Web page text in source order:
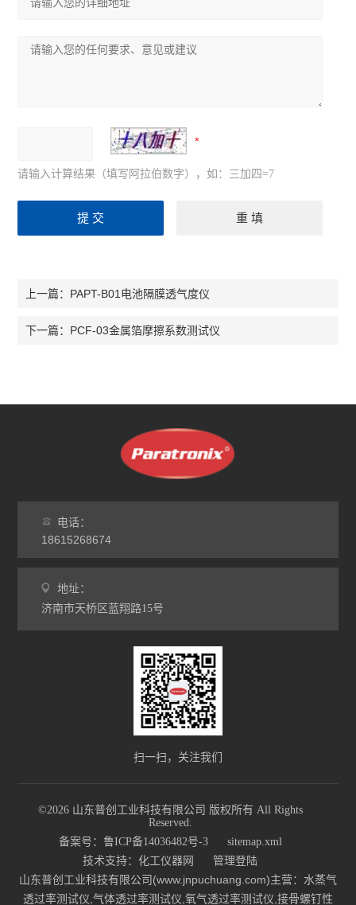
请输入计算结果（填写阿拉伯数字），如：三加四=7
上一篇： PAPT-B01电池隔膜透气度仪
下一篇： PCF-03金属箔摩擦系数测试仪
电话：
18615268674
地址：
济南市天桥区蓝翔路15号
扫一扫，关注我们
©2026 山东普创工业科技有限公司 版权所有 All Rights
Reserved.
备案号：鲁ICP备14036482号-3
sitemap.xml
技术支持： 化工仪器网 管理登陆
山东普创工业科技有限公司(www.jnpuchuang.com)主营：水蒸气
透过率测试仪,气体透过率测试仪,氧气透过率测试仪,接骨螺钉性